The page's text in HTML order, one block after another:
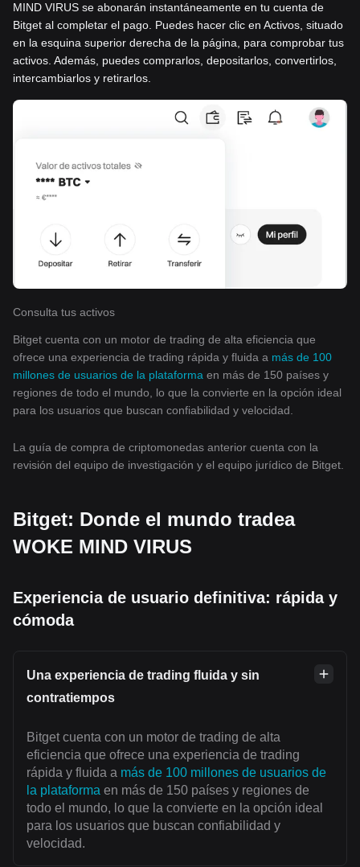
MIND VIRUS se abonarán instantáneamente en tu cuenta de
Bitget al completar el pago. Puedes hacer clic en Activos, situado
en la esquina superior derecha de la página, para comprobar tus
activos. Además, puedes comprarlos, depositarlos, convertirlos,
intercambiarlos y retirarlos.
Consulta tus activos
Bitget cuenta con un motor de trading de alta eficiencia que
ofrece una experiencia de trading rápida y fluida a más de 100
millones de usuarios de la plataforma en más de 150 países y
regiones de todo el mundo, lo que la convierte en la opción ideal
para los usuarios que buscan confiabilidad y velocidad.
La guía de compra de criptomonedas anterior cuenta con la
revisión del equipo de investigación y el equipo jurídico de Bitget.
Bitget: Donde el mundo tradea
WOKE MIND VIRUS
Experiencia de usuario definitiva: rápida y
cómoda
Una experiencia de trading fluida y sin
contratiempos
Bitget cuenta con un motor de trading de alta
eficiencia que ofrece una experiencia de trading
rápida y fluida a más de 100 millones de usuarios de
la plataforma en más de 150 países y regiones de
todo el mundo, lo que la convierte en la opción ideal
para los usuarios que buscan confiabilidad y
velocidad.